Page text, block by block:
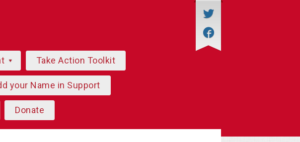
Take Action Toolkit
your Name in Support
Donate